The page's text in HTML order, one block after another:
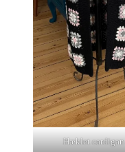
Hæklet cardigan